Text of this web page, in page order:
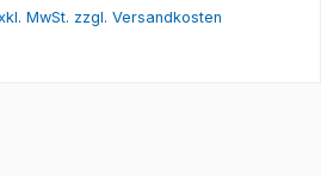
MwSt. zzgl. Versandkosten